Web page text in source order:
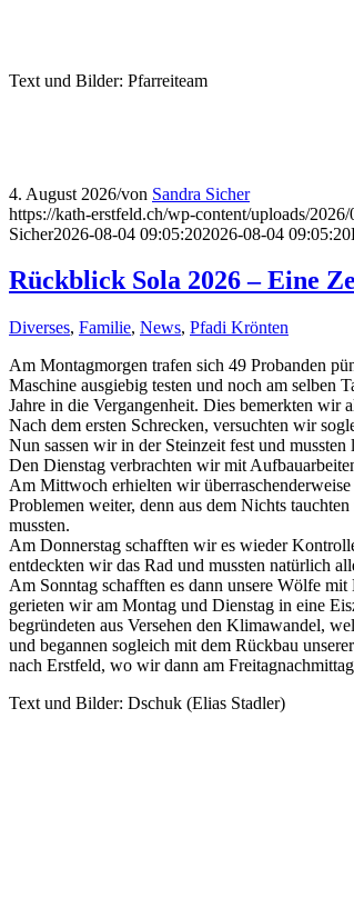
Text und Bilder: Pfarreiteam
4. August 2026/von Sandra Sicher
https://kath-erstfeld.ch/wp-content/uploads/
Sicher2026-08-04 09:05:202026-08-04 09:05:20
Rückblick Sola 2026 – Eine
Diverses, Familie, News, Pfadi Krönten
Am Montagmorgen trafen sich 49 Probanden
Maschine ausgiebig testen und noch am selben
Jahre in die Vergangenheit. Dies bemerkten wir
Nach dem ersten Schrecken, versuchten wir
Nun sassen wir in der Steinzeit fest und
Den Dienstag verbrachten wir mit
Am Mittwoch erhielten wir
Problemen weiter, denn aus dem Nichts
mussten.
Am Donnerstag schafften wir es wieder
entdeckten wir das Rad und mussten natürlich
Am Sonntag schafften es dann unsere Wölfe
gerieten wir am Montag und Dienstag in eine
begründeten aus Versehen den Klimawandel,
und begannen sogleich mit dem Rückbau
nach Erstfeld, wo wir dann am
Text und Bilder: Dschuk (Elias Stadler)